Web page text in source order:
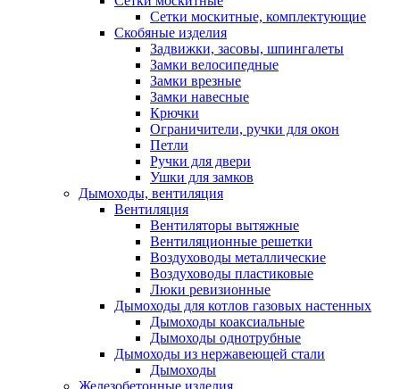
Сетки москитные, комплектующие
Скобяные изделия
Задвижки, засовы, шпингалеты
Замки велосипедные
Замки врезные
Замки навесные
Крючки
Ограничители, ручки для окон
Петли
Ручки для двери
Ушки для замков
Дымоходы, вентиляция
Вентиляция
Вентиляторы вытяжные
Вентиляционные решетки
Воздуховоды металлические
Воздуховоды пластиковые
Люки ревизионные
Дымоходы для котлов газовых настенных
Дымоходы коаксиальные
Дымоходы однотрубные
Дымоходы из нержавеющей стали
Дымоходы
Железобетонные изделия